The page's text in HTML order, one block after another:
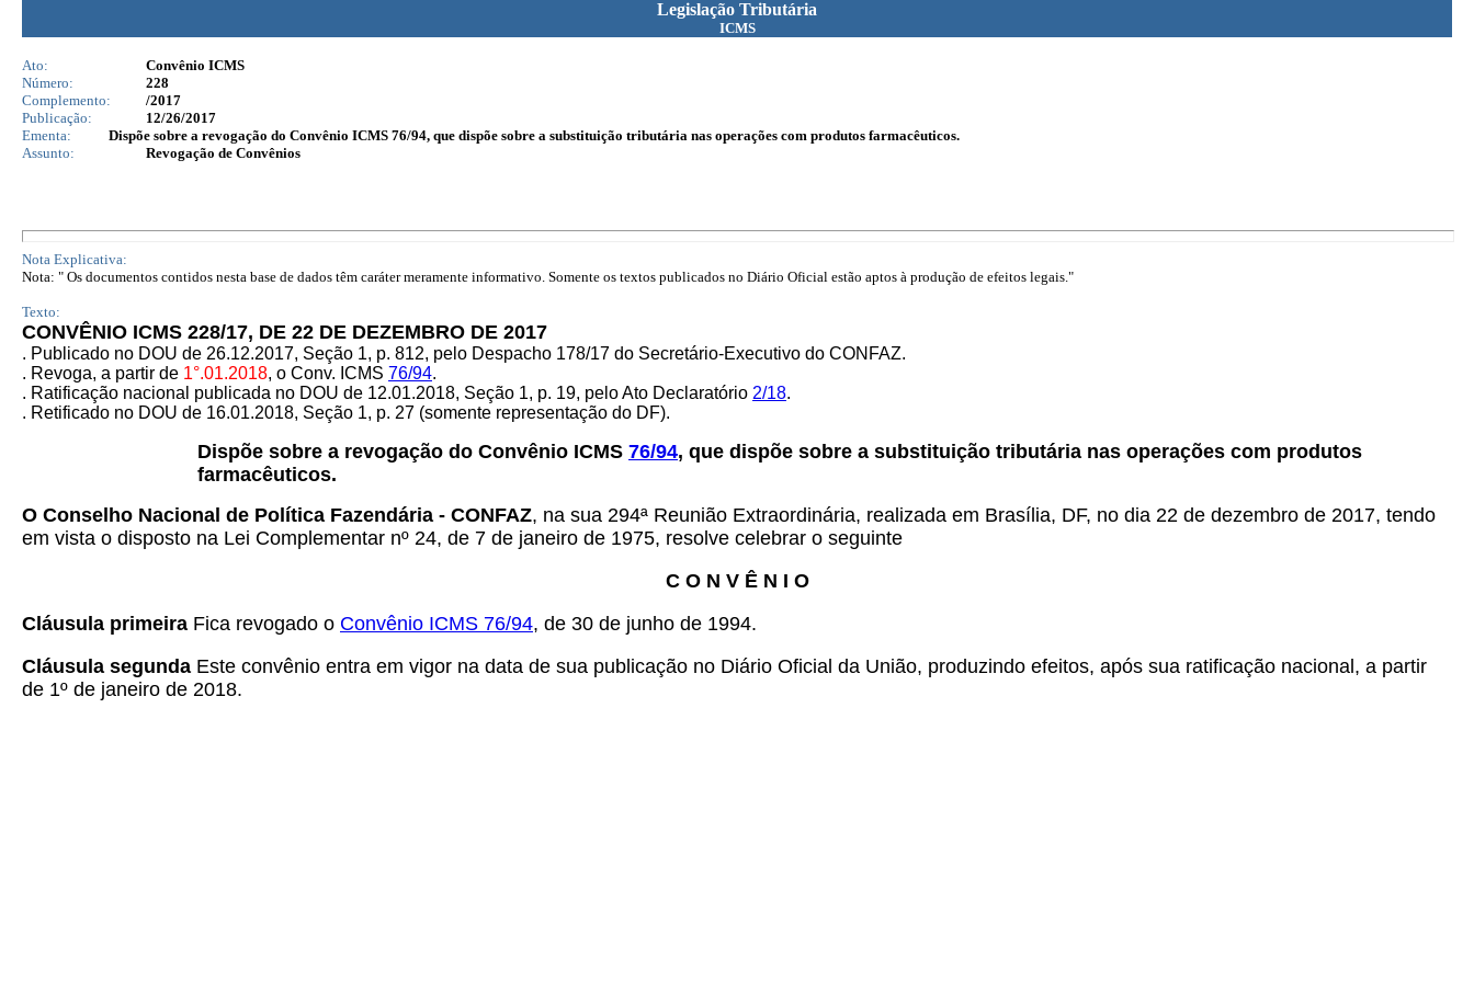
Legislação Tributária
ICMS
Ato:
Convênio ICMS
Número:
228
Complemento:
/2017
Publicação:
12/26/2017
Ementa:
Dispõe sobre a revogação do Convênio ICMS 76/94, que dispõe sobre a substituição tributária nas operações com produtos farmacêuticos.
Assunto:
Revogação de Convênios
Nota Explicativa:
Nota: " Os documentos contidos nesta base de dados têm caráter meramente informativo. Somente os textos publicados no Diário Oficial estão aptos à produção de efeitos legais."
Texto:
CONVÊNIO ICMS 228/17, DE 22 DE DEZEMBRO DE 2017
. Publicado no DOU de 26.12.2017, Seção 1, p. 812, pelo Despacho 178/17 do Secretário-Executivo do CONFAZ.
. Revoga, a partir de 1°.01.2018, o Conv. ICMS 76/94.
. Ratificação nacional publicada no DOU de 12.01.2018, Seção 1, p. 19, pelo Ato Declaratório 2/18.
. Retificado no DOU de 16.01.2018, Seção 1, p. 27 (somente representação do DF).
Dispõe sobre a revogação do Convênio ICMS 76/94, que dispõe sobre a substituição tributária nas operações com produtos
farmacêuticos.
O Conselho Nacional de Política Fazendária - CONFAZ, na sua 294ª Reunião Extraordinária, realizada em Brasília, DF, no dia 22 de dezembro de 2017, tendo
em vista o disposto na Lei Complementar nº 24, de 7 de janeiro de 1975, resolve celebrar o seguinte
C O N V Ê N I O
Cláusula primeira Fica revogado o Convênio ICMS 76/94, de 30 de junho de 1994.
Cláusula segunda Este convênio entra em vigor na data de sua publicação no Diário Oficial da União, produzindo efeitos, após sua ratificação nacional, a partir
de 1º de janeiro de 2018.